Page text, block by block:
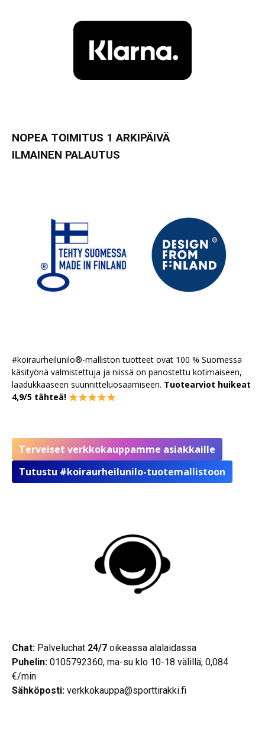
NOPEA TOIMITUS 1 ARKIPÄIVÄ
ILMAINEN PALAUTUS
#koiraurheilunilo®-malliston tuotteet ovat 100 % Suomessa
käsityönä valmistettuja ja niissä on panostettu kotimaiseen,
laadukkaaseen suunnitteluosaamiseen. Tuotearviot huikeat
4,9/5 tähteä!
Terveiset verkkokauppamme asiakkaille
Tutustu #koiraurheilunilo-tuotemallistoon
Chat: Palveluchat 24/7 oikeassa alalaidassa
Puhelin: 0105792360, ma-su klo 10-18 välillä, 0,084
€/min
Sähköposti: verkkokauppa@sporttirakki.fi